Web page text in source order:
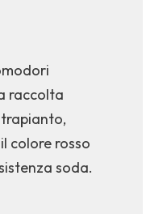
raccolta
colore rosso
soda.